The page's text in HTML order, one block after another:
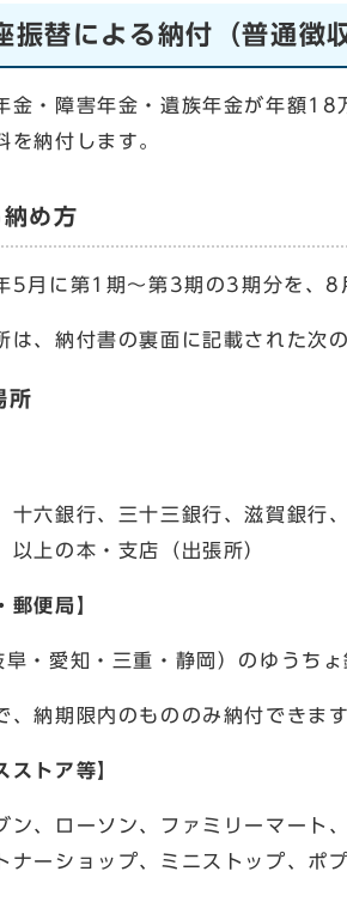
振替による納付（普通徴
・障害年金・遺族年金が年額18
を納付します。
め方
5月に第1期～第3期の3期分を、8
、納付書の裏面に記載された次
所
六銀行、三十三銀行、滋賀銀行
上の本・支店（出張所）
郵便局】
・愛知・三重・静岡）のゆうちょ
納期限内のもののみ納付できます
ストア等】
、ローソン、ファミリーマート
ナーショップ、ミニストップ、